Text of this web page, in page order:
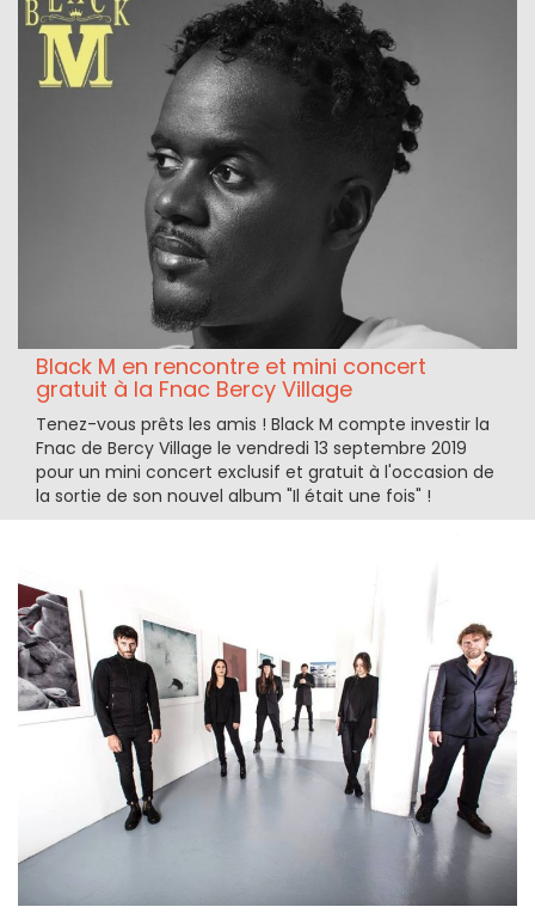
Black M en rencontre et mini concert
gratuit à la Fnac Bercy Village
Tenez-vous prêts les amis ! Black M compte investir la
Fnac de Bercy Village le vendredi 13 septembre 2019
pour un mini concert exclusif et gratuit à l'occasion de
la sortie de son nouvel album "Il était une fois" !